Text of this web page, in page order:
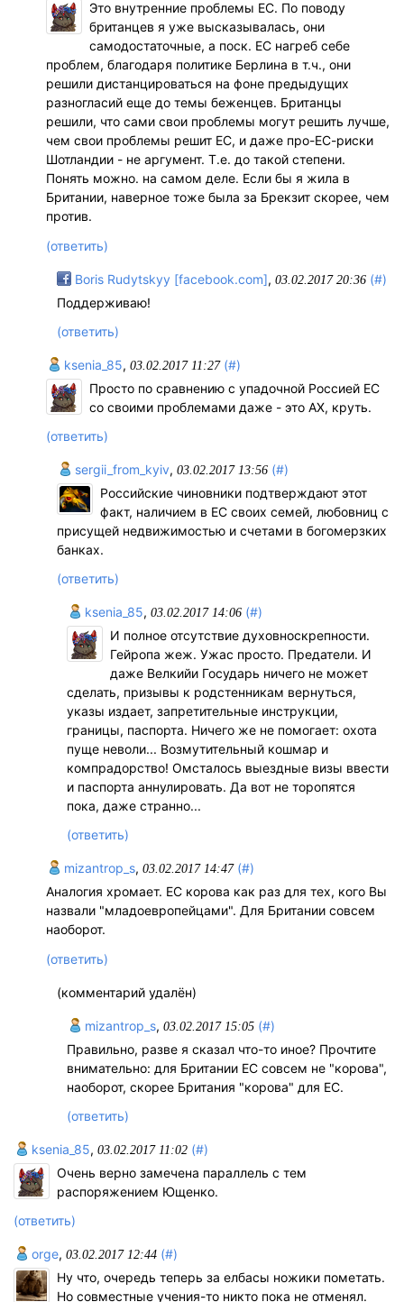
Это внутренние проблемы ЕС. По поводу
британцев я уже высказывалась, они
самодостаточные, а поск. ЕС нагреб себе
проблем, благодаря политике Берлина в т.ч., они
решили дистанцироваться на фоне предыдущих
разногласий еще до темы беженцев. Британцы
решили, что сами свои проблемы могут решить лучше,
чем свои проблемы решит ЕС, и даже про-ЕС-риски
Шотландии - не аргумент. Т.е. до такой степени.
Понять можно. на самом деле. Если бы я жила в
Британии, наверное тоже была за Брекзит скорее, чем
против.
(ответить)
Boris Rudytskyy [facebook.com], 03.02.2017 20:36 (#)
Поддерживаю!
(ответить)
ksenia_85,03.02.2017 11:27 (#)
Просто по сравнению с упадочной Россией ЕС
со своими проблемами даже - это АХ, круть.
(ответить)
sergii_from_kyiv, 03.02.2017 13:56 (#)
Российские чиновники подтверждают этот
факт, наличием в ЕС своих семей, любовниц с
присущей недвижимостью и счетами в богомерзких
банках.
(ответить)
ksenia_85,03.02.2017 14:06 (#)
И полное отсутствие духовноскрепности.
Гейропа жеж. Ужас просто. Предатели. И
даже Велкийи Государь ничего не может
сделать, призывы к родстенникам вернуться,
указы издает, запретительные инструкции,
границы, паспорта. Ничего же не помогает: охота
пуще неволи... Возмутительный кошмар и
компрадорство! Омсталось выездные визы ввести
и паспорта аннулировать. Да вот не торопятся
пока, даже странно...
(ответить)
mizantrop_s,03.02.2017 14:47 (#)
Аналогия хромает. ЕС корова как раз для тех, кого Вы
назвали "младоевропейцами". Для Британии совсем
наоборот.
(ответить)
(комментарий удалён)
mizantrop_s,03.02.2017 15:05 (#)
Правильно, разве я сказал что-то иное? Прочтите
внимательно: для Британии ЕС совсем не "корова",
наоборот, скорее Британия "корова" для ЕС.
(ответить)
ksenia_85, 03.02.2017 11:02 (#)
Очень верно замечена параллель с тем
распоряжением Ющенко.
(ответить)
orge, 03.02.2017 12:44 (#)
Ну что, очередь теперь за елбасы ножики пометать.
Но совместные учения-то никто пока не отменял.